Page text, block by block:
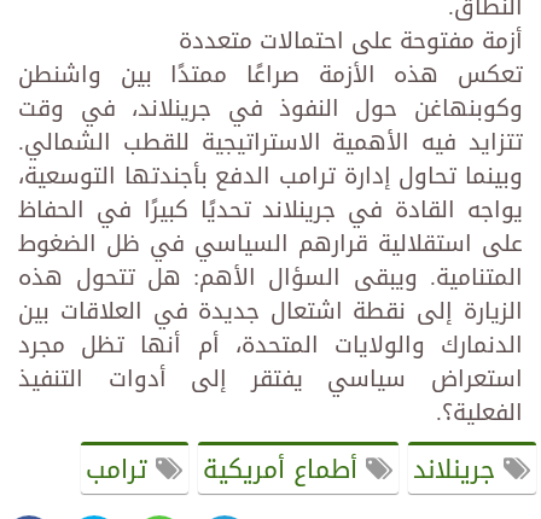
أزمة مفتوحة على احتمالات متعددة
تعكس هذه الأزمة صراعًا ممتدًا بين واشنطن
وكوبنهاغن حول النفوذ في جرينلاند، في وقت
تتزايد فيه الأهمية الاستراتيجية للقطب الشمالي.
وبينما تحاول إدارة ترامب الدفع بأجندتها التوسعية،
يواجه القادة في جرينلاند تحديًا كبيرًا في الحفاظ
على استقلالية قرارهم السياسي في ظل الضغوط
المتنامية. ويبقى السؤال الأهم: هل تتحول هذه
الزيارة إلى نقطة اشتعال جديدة في العلاقات بين
الدنمارك والولايات المتحدة، أم أنها تظل مجرد
استعراض سياسي يفتقر إلى أدوات التنفيذ
الفعلية؟.
جرينلاند أطماع أمريكية ترامب